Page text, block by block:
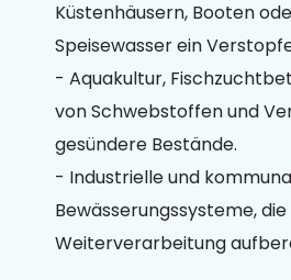
Küstenhäusern, Booten
Speisewasser ein
- Aquakultur,
von Schwebstoffen und
gesündere Bestände.
- Industrielle und
Bewässerungssysteme,
Weiterverarbeitung